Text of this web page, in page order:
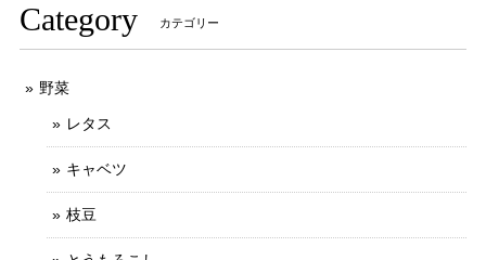
Category カテゴリー
野菜
レタス
キャベツ
枝豆